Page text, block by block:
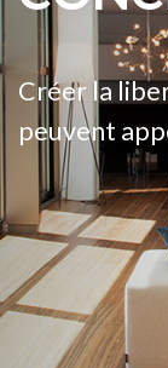
Créer la
peuvent